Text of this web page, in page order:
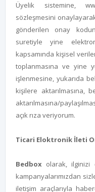
Üyelik sistemine,
sözleşmesini
gönderilen onay
suretiyle yine
kapsamında kişisel
toplanmasına ve yine
işlenmesine, yukarıda
kişilere aktarılmasına,
aktarılmasına/
açık rıza veriyorum.
Ticari Eloktronik İleti
Bedbox olarak, ilginizi
kampanyalarımızdan
iletişim araçlarıyla